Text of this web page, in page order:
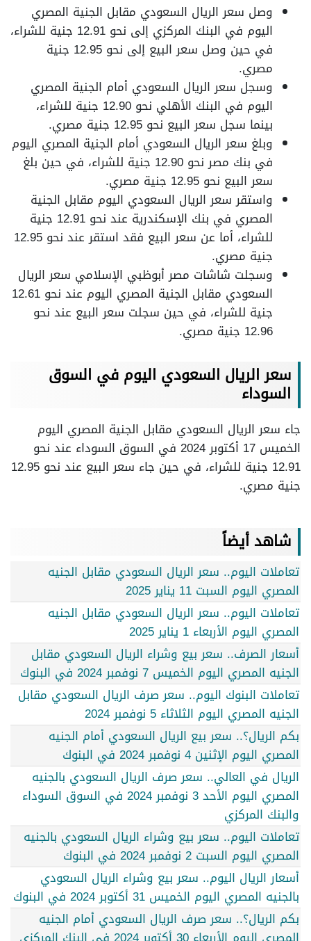
وصل سعر الريال السعودي مقابل الجنية المصري
اليوم في البنك المركزي إلى نحو 12.91 جنية للشراء،
في حين وصل سعر البيع إلى نحو 12.95 جنية
مصري.
وسجل سعر الريال السعودي أمام الجنية المصري
اليوم في البنك الأهلي نحو 12.90 جنية للشراء،
بينما سجل سعر البيع نحو 12.95 جنية مصري.
وبلغ سعر الريال السعودي أمام الجنية المصري اليوم
في بنك مصر نحو 12.90 جنية للشراء، في حين بلغ
سعر البيع نحو 12.95 جنية مصري.
واستقر سعر الريال السعودي اليوم مقابل الجنية
المصري في بنك الإسكندرية عند نحو 12.91 جنية
للشراء، أما عن سعر البيع فقد استقر عند نحو 12.95
جنية مصري.
وسجلت شاشات مصر أبوظبي الإسلامي سعر الريال
السعودي مقابل الجنية المصري اليوم عند نحو 12.61
جنية للشراء، في حين سجلت سعر البيع عند نحو
12.96 جنية مصري.
سعر الريال السعودي اليوم في السوق
السوداء
جاء سعر الريال السعودي مقابل الجنية المصري اليوم
الخميس 17 أكتوبر 2024 في السوق السوداء عند نحو
12.91 جنية للشراء، في حين جاء سعر البيع عند نحو 12.95
جنية مصري.
شاهد أيضاً
تعاملات اليوم.. سعر الريال السعودي مقابل الجنيه
المصري اليوم السبت 11 يناير 2025
تعاملات اليوم.. سعر الريال السعودي مقابل الجنيه
المصري اليوم الأربعاء 1 يناير 2025
أسعار الصرف.. سعر بيع وشراء الريال السعودي مقابل
الجنيه المصري اليوم الخميس 7 نوفمبر 2024 في البنوك
تعاملات البنوك اليوم.. سعر صرف الريال السعودي مقابل
الجنيه المصري اليوم الثلاثاء 5 نوفمبر 2024
بكم الريال؟.. سعر بيع الريال السعودي أمام الجنيه
المصري اليوم الإثنين 4 نوفمبر 2024 في البنوك
الريال في العالي.. سعر صرف الريال السعودي بالجنيه
المصري اليوم الأحد 3 نوفمبر 2024 في السوق السوداء
والبنك المركزي
تعاملات اليوم.. سعر بيع وشراء الريال السعودي بالجنيه
المصري اليوم السبت 2 نوفمبر 2024 في البنوك
أسعار الريال اليوم.. سعر بيع وشراء الريال السعودي
بالجنيه المصري اليوم الخميس 31 أكتوبر 2024 في البنوك
بكم الريال؟.. سعر صرف الريال السعودي أمام الجنيه